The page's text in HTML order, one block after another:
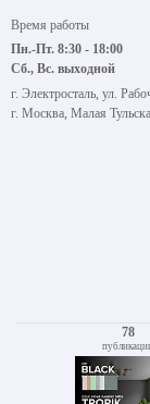
Время работы
Пн.-Пт. 8:30 - 18:00
Сб., Вс. выходной
г. Электросталь, ул.
г. Москва, Малая
78